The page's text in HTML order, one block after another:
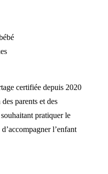
certifiée depuis 2020
parents et des
souhaitant pratiquer le
l’enfant